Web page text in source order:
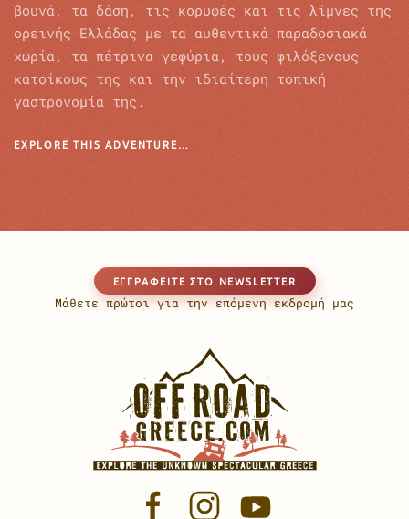
βουνά, τα δάση, τις κορυφές και τις λίμνες της
ορεινής Ελλάδας με τα αυθεντικά παραδοσιακά
χωρία, τα πέτρινα γεφύρια, τους φιλόξενους
κατοίκους της και την ιδιαίτερη τοπική
γαστρονομία της.
EXPLORE THIS ADVENTURE…
EΓΓΡΑΦΕΊΤΕ ΣΤΟ NEWSLETTER
Μάθετε πρώτοι για την επόμενη εκδρομή μας